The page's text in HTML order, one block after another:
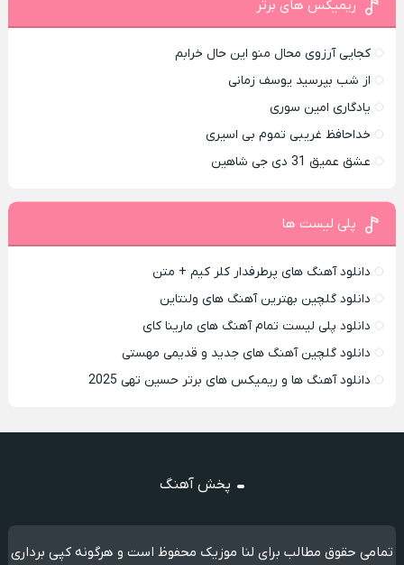
ریمیکس های برتر
کجایی آرزوی محال منو این حال خرابم
از شب بپرسید یوسف زمانی
یادگاری امین سوری
خداحافظ غریبی تموم بی اسیری
عشق عمیق 31 دی جی شاهین
پلی لیست ها
دانلود آهنگ های پرطرفدار کلر کیم + متن
دانلود گلچین بهترین آهنگ های ولنتاین
دانلود پلی لیست تمام آهنگ های مارینا کای
دانلود گلچین آهنگ های جدید و قدیمی مهستی
دانلود آهنگ ها و ریمیکس های برتر حسین تهی 2025
پخش آهنگ
تمامی حقوق مطالب برای لنا موزیک محفوظ است و هرگونه کپی برداری